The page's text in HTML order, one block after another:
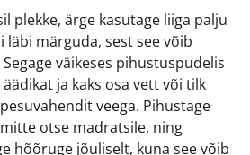
plekke, ärge kasutage liiga palju
märguda, sest see võib
väikeses pihustuspudelis
ja kaks osa vett või tilk
veega. Pihustage
otse madratsile, ning
hõõruge jõuliselt, kuna see võib